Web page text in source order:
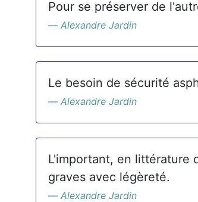
Pour se préserver de
Alexandre Jardin
Le besoin de sécurité
Alexandre Jardin
L'important, en littérature
graves avec légèreté.
Alexandre Jardin